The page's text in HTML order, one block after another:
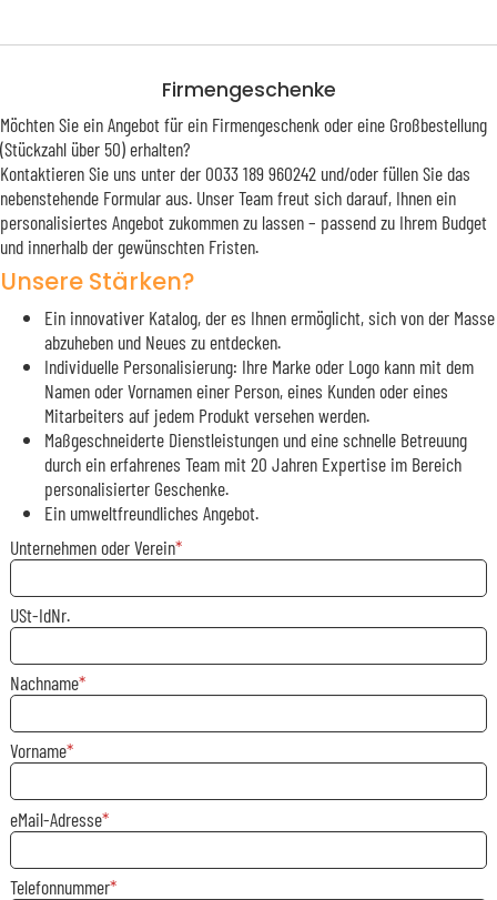
Firmengeschenke
Möchten Sie ein Angebot für ein Firmengeschenk oder eine Großbestellung
(Stückzahl über 50) erhalten?
Kontaktieren Sie uns unter der 0033 189 960242 und/oder füllen Sie das
nebenstehende Formular aus. Unser Team freut sich darauf, Ihnen ein
personalisiertes Angebot zukommen zu lassen – passend zu Ihrem Budget
und innerhalb der gewünschten Fristen.
Unsere Stärken?
Ein innovativer Katalog, der es Ihnen ermöglicht, sich von der Masse
abzuheben und Neues zu entdecken.
Individuelle Personalisierung: Ihre Marke oder Logo kann mit dem
Namen oder Vornamen einer Person, eines Kunden oder eines
Mitarbeiters auf jedem Produkt versehen werden.
Maßgeschneiderte Dienstleistungen und eine schnelle Betreuung
durch ein erfahrenes Team mit 20 Jahren Expertise im Bereich
personalisierter Geschenke.
Ein umweltfreundliches Angebot.
Unternehmen oder Verein
USt-IdNr.
Nachname
Vorname
eMail-Adresse
Telefonnummer